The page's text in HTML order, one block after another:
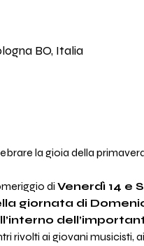
BO, Italia
la gioia della
di Venerdì 14 e
giornata di
rivolti ai giovani musicisti,